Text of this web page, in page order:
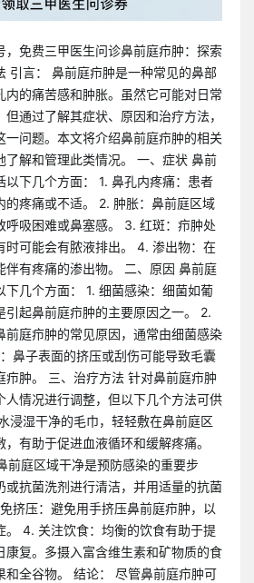
，免费三甲医生问诊鼻前庭疖肿：探索
引言： 鼻前庭疖肿是一种常见的鼻部
内的痛苦感和肿胀。虽然它可能对日常
通过了解其症状、原因和治疗方法，
一问题。本文将介绍鼻前庭疖肿的相关
了解和管理此类情况。 一、症状 鼻前
以下几个方面： 1. 鼻孔内疼痛：患者
的疼痛或不适。 2. 肿胀：鼻前庭区域
呼吸困难或鼻塞感。 3. 红斑：疖肿处
时可能会有脓液排出。 4. 渗出物：在
伴有疼痛的渗出物。 二、原因 鼻前庭
下几个方面： 1. 细菌感染：细菌如葡
引起鼻前庭疖肿的主要原因之一。 2.
前庭疖肿的常见原因，通常由细菌感染
鼻子表面的挤压或刮伤可能导致毛囊
疖肿。 三、治疗方法 针对鼻前庭疖肿
人情况进行调整，但以下几个方法可供
浸湿干净的毛巾，轻轻敷在鼻前庭区
有助于促进血液循环和缓解疼痛。
前庭区域干净是预防感染的重要步
或抗菌洗剂进行清洁，并用适量的抗菌
挤压：避免用手挤压鼻前庭疖肿，以
。 4. 关注饮食：均衡的饮食有助于提
康复。多摄入富含维生素和矿物质的食
和全谷物。 结论： 尽管鼻前庭疖肿可